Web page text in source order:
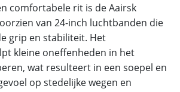
comfortabele rit is de Aairsk
van 24-inch luchtbanden die
grip en stabiliteit. Het
kleine oneffenheden in het
wat resulteert in een soepel en
op stedelijke wegen en